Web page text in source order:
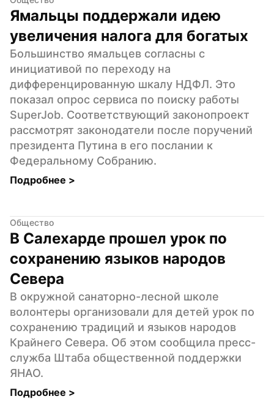
Ямальцы поддержали идею
увеличения налога для богатых
Большинство ямальцев согласны с
инициативой по переходу на
дифференцированную шкалу НДФЛ. Это
показал опрос сервиса по поиску работы
SuperJob. Соответствующий законопроект
рассмотрят законодатели после поручений
президента Путина в его послании к
Федеральному Собранию.
Подробнее >
Общество
В Салехарде прошел урок по
сохранению языков народов
Севера
В окружной санаторно-лесной школе
волонтеры организовали для детей урок по
сохранению традиций и языков народов
Крайнего Севера. Об этом сообщила пресс-
служба Штаба общественной поддержки
ЯНАО.
Подробнее >